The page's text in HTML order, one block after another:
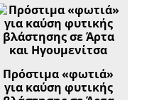
Πρόστιμα «φωτιά»
για καύση φυτικής